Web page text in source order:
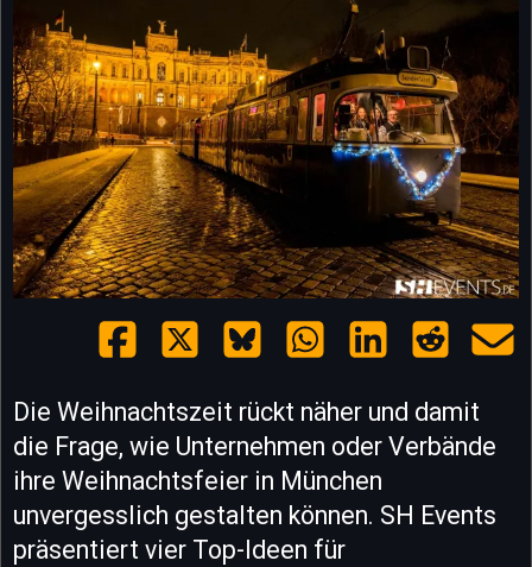
Die Weihnachtszeit rückt näher und damit
die Frage, wie Unternehmen oder Verbände
ihre Weihnachtsfeier in München
unvergesslich gestalten können. SH Events
präsentiert vier Top-Ideen für